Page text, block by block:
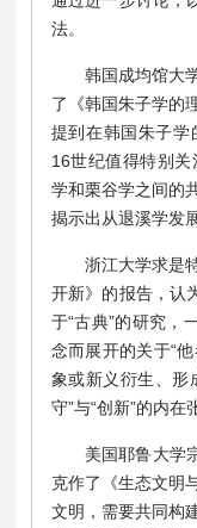
法。
韩国成均馆大
了《韩国朱子学的
提到在韩国朱子学
16世纪值得特别
学和栗谷学之间的
揭示出从退溪学发
浙江大学求是
开新》的报告，认
于“古典”的研究，
念而展开的关于“
象或新义衍生、形
守”与“创新”的内在
美国耶鲁大学
克作了《生态文明
文明，需要共同构